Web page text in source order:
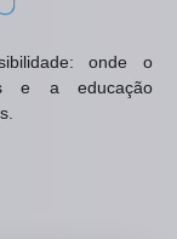
onde o
e a educação